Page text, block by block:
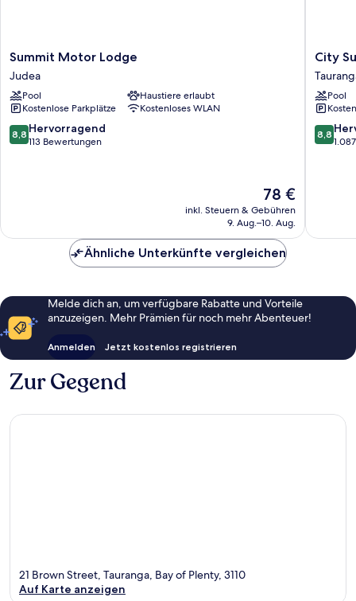
Summit
Motor
Lodge
Judea
Summit Motor Lodge
Judea
Pool
Haustiere erlaubt
Kostenlose Parkplätze
Kostenloses WLAN
8.8
von
8,8 Hervorragend
113 Bewertungen
Der
Preis
beträgt
78 €
inkl. Steuern & Gebühren
9. Aug.–10. Aug.
City
Suites
City
Pool
8.8
von
8,8
Ähnliche Unterkünfte vergleichen
Melde dich an, um verfügbare Rabatte und Vorteile
anzuzeigen. Mehr Prämien für noch mehr Abenteuer!
Anmelden Jetzt kostenlos registrieren
Zur Gegend
21 Brown Street, Tauranga, Bay of Plenty, 3110
Auf Karte anzeigen